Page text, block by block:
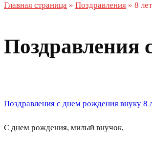
Главная страница » Поздравления » 8 лет
Поздравления
Поздравления с днем рождения внуку 8
С днем рождения, милый внучок,